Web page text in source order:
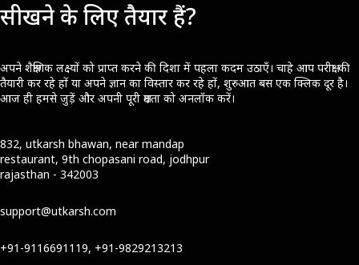
सीखने के लिए तैयार हैं?
अपने शैक्षणिक लक्ष्यों को प्राप्त करने की दिशा में पहला कदम उठाएँ। चाहे आप परीक्षा की
तैयारी कर रहे हों या अपने ज्ञान का विस्तार कर रहे हों, शुरुआत बस एक क्लिक दूर है।
आज ही हमसे जुड़ें और अपनी पूरी क्षमता को अनलॉक करें।
832, utkarsh bhawan, near mandap
restaurant, 9th chopasani road, jodhpur
rajasthan - 342003
support@utkarsh.com
+91-9116691119, +91-9829213213